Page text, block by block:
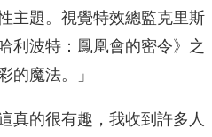
主題。視覺特效總監克里斯
利波特：鳳凰會的密令》之
的魔法。」
真的很有趣，我收到許多人